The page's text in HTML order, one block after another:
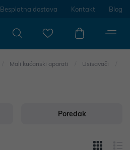
Besplatna dostava Kontakt Blog
Mali kućanski aparati Usisavači
Poredak